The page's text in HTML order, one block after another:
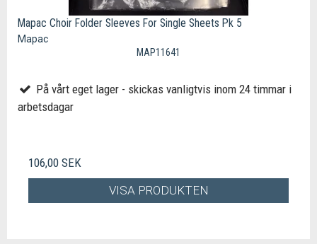
Mapac Choir Folder Sleeves For Single Sheets Pk 5
Mapac
MAP11641
På vårt eget lager - skickas vanligtvis inom 24 timmar i
arbetsdagar
106,00 SEK
VISA PRODUKTEN